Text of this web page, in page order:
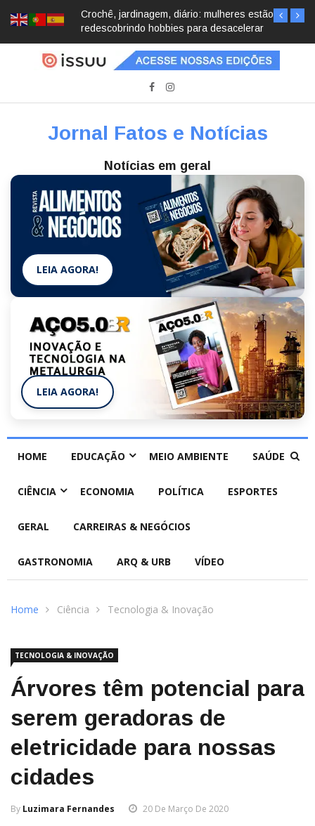
Crochê, jardinagem, diário: mulheres estão
redescobrindo hobbies para desacelerar
Jornal Fatos e Notícias
Notícias em geral
LEIA AGORA!
LEIA AGORA!
HOME EDUCAÇÃO MEIO AMBIENTE SAÚDE
CIÊNCIA ECONOMIA POLÍTICA ESPORTES
GERAL CARREIRAS & NEGÓCIOS
GASTRONOMIA ARQ & URB VÍDEO
Home Ciência Tecnologia & Inovação
TECNOLOGIA & INOVAÇÃO
Árvores têm potencial para
serem geradoras de
eletricidade para nossas
cidades
By Luzimara Fernandes 20 De Março De 2020